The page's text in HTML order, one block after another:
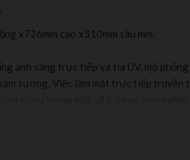
x726mm cao x510mm sâu mm.
ánh sáng trực tiếp và tia UV, mô
sương. Việc làm mát trực tiếp
quá trình làm mát giúp cho tủ luôn